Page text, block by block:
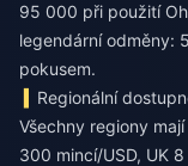
95 000 při použití
legendární odměny:
pokusem.
Regionální
Všechny regiony
300 mincí/USD, UK